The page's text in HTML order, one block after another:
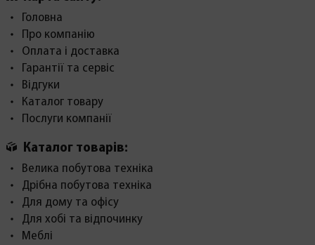
Головна
Про компанію
Оплата і доставка
Гарантії та сервіс
Відгуки
Каталог товару
Послуги компанії
Каталог товарів:
Велика побутова техніка
Дрібна побутова техніка
Для дому та офісу
Для хобі та відпочинку
Меблі